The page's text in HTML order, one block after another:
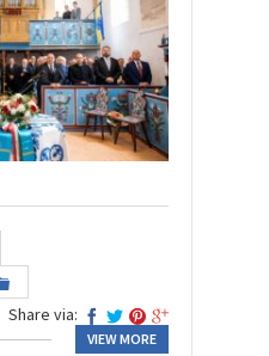
Share via:
VIEW MORE